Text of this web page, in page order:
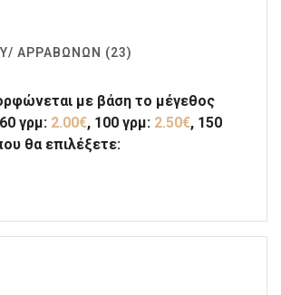
ΑΡΡΑΒΏΝΩΝ (23)
με βάση το μέγεθος
γρμ: 2.00€, 100 γρμ: 2.50€, 150
θα επιλέξετε: